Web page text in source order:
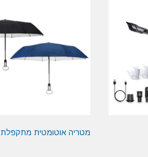
מטריה אוטומטית מתקפלת